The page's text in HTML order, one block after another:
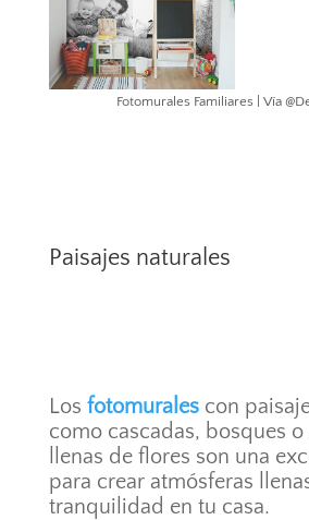
Fotomurales Familiares | Vía
Paisajes naturales
Los fotomuralescon
como cascadas, bosques o
llenas de flores son una
para crear atmósferas
tranquilidad en tu casa.